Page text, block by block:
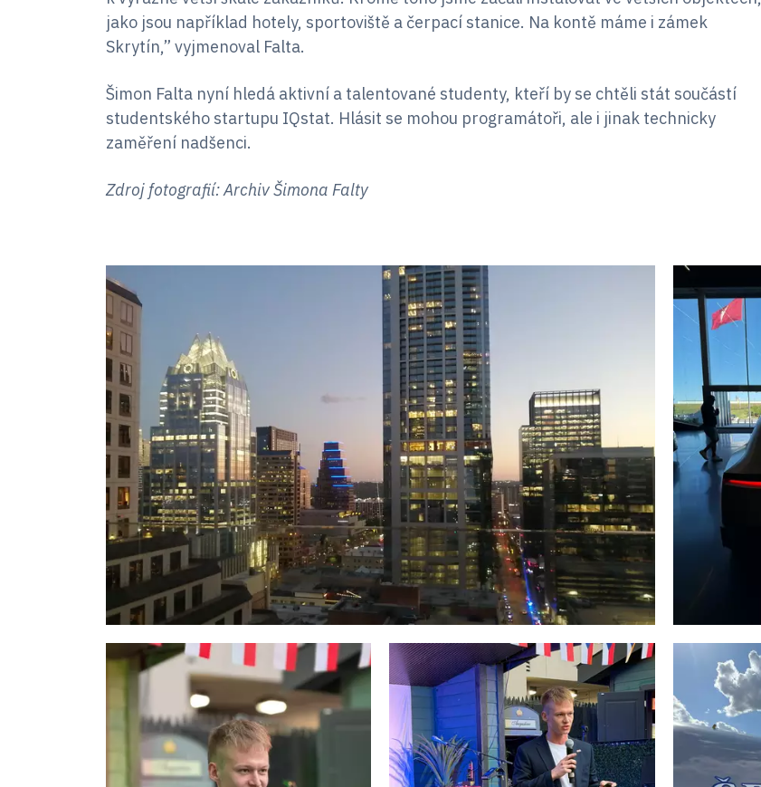
jako jsou například hotely, sportoviště a čerpací stanice. Na kontě máme i zámek
Skrytín,” vyjmenoval Falta.
Šimon Falta nyní hledá aktivní a talentované studenty, kteří by se chtěli stát součástí
studentského startupu IQstat. Hlásit se mohou programátoři, ale i jinak technicky
zaměření nadšenci.
Zdroj fotografií: Archiv Šimona Falty